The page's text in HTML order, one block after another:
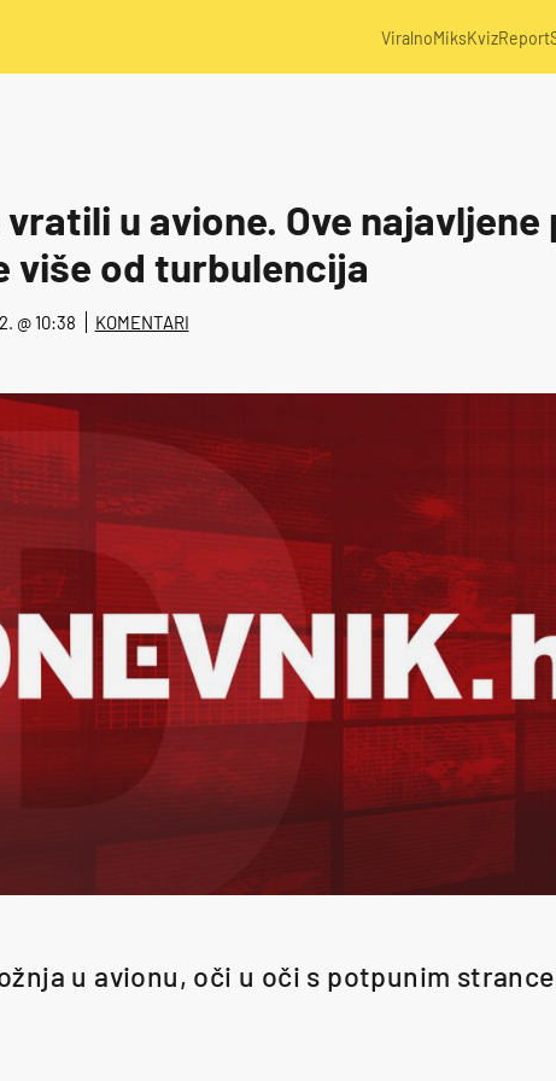
ViralnoMiksKvizReport
vratili u avione. Ove
više od turbulencija
@ 10:38 KOMENTARI
u avionu, oči u oči s potpunim